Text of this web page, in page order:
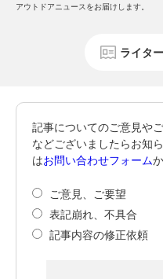
アウトドアニュースをお届けします。
ライタ
記事についてのご意見や
などございましたらお知
はお問い合わせフォーム
ご意見、ご要望
表記崩れ、不具合
記事内容の修正依頼